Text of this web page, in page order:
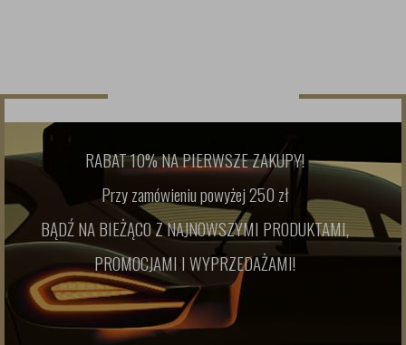
RABAT 10% NA PIERWSZE ZAKUPY!
Przy zamówieniu powyżej 250 zł
BĄDŹ NA BIEŻĄCO Z NAJNOWSZYMI PRODUKTAMI,
PROMOCJAMI I WYPRZEDAŻAMI!